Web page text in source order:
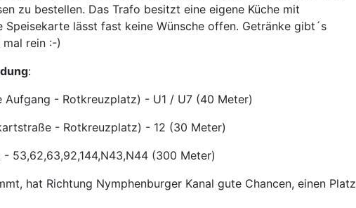
zu bestellen. Das Trafo besitzt eine eigene Küche mit
Speisekarte lässt fast keine Wünsche offen. Getränke gibt´s
rein :-)
:
Aufgang - Rotkreuzplatz) - U1 / U7 (40 Meter)
- Rotkreuzplatz) - 12 (30 Meter)
53,62,63,92,144,N43,N44 (300 Meter)
hat Richtung Nymphenburger Kanal gute Chancen, einen Platz